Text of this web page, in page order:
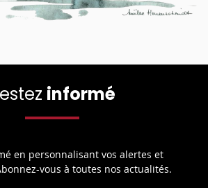
informé
en personnalisant vos alertes et
vous à toutes nos actualités.